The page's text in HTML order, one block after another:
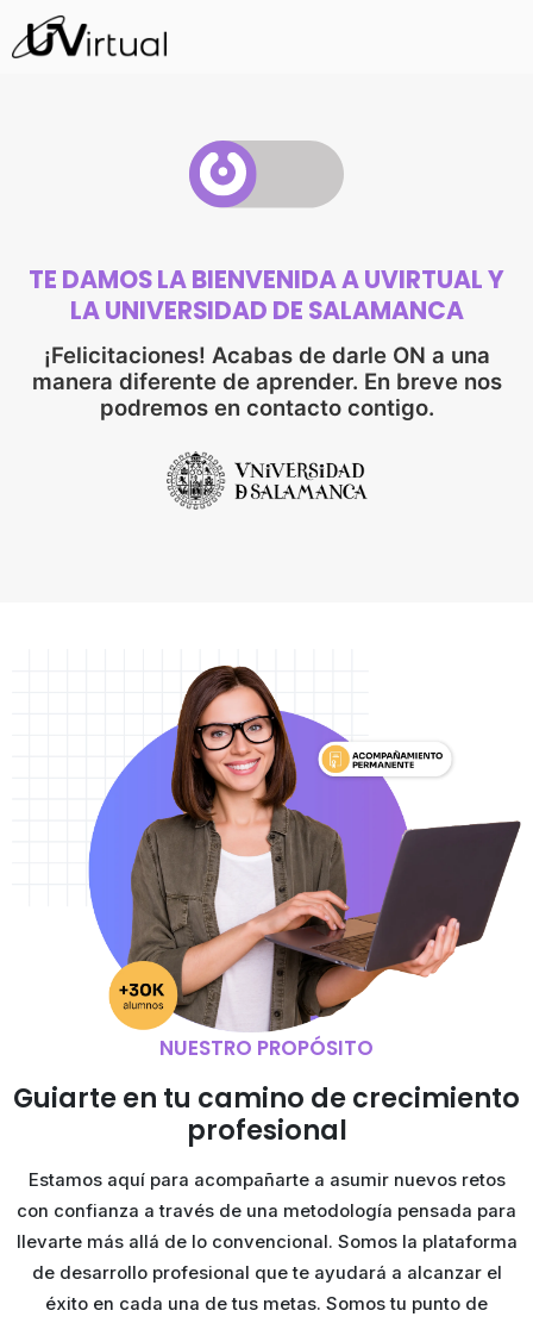
TE DAMOS LA BIENVENIDA A UVIRTUAL Y
LA UNIVERSIDAD DE SALAMANCA
¡Felicitaciones! Acabas de darle ON a una
manera diferente de aprender. En breve nos
podremos en contacto contigo.
NUESTRO PROPÓSITO
Guiarte en tu camino decrecimiento
profesional
Estamos aquí para acompañarte a asumir nuevos retos
con confianza a través de una metodología pensada para
llevarte más allá de lo convencional. Somos la plataforma
de desarrollo profesional que te ayudará a alcanzar el
éxito en cada una de tus metas. Somos tu punto de